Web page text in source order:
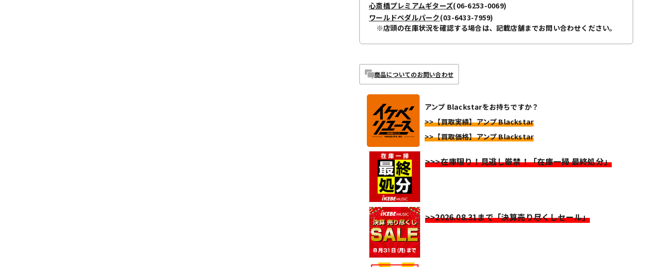
心斎橋プレミアムギターズ(06-6253-0069)
ワールドペダルパーク(03-6433-7959)
※店頭の在庫状況を確認する場合は、記載店舗までお問い合わせください。
商品についてのお問い合わせ
アンプ Blackstarをお持ちですか？
>>【買取実績】アンプ Blackstar
>>【買取価格】アンプ Blackstar
>>>在庫限り！見逃し厳禁！「在庫一掃 最終処分」
>>2026.08.31まで「決算売り尽くしセール」